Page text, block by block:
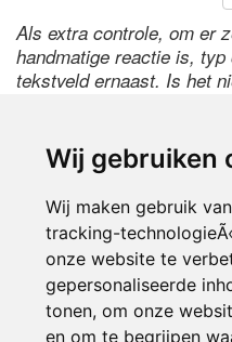
Wij gebruiken
Wij maken gebruik
tracking-
onze website te
gepersonaliseerde
tonen, om onze
en om te begrijpen
Als extra controle, om er
handmatige reactie is,
tekstveld ernaast. Is het